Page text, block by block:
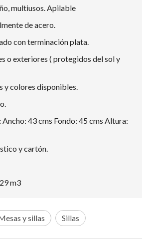
multiusos. Apilable
de acero.
con terminación plata.
o exteriores ( protegidos del sol y
y colores disponibles.
Ancho: 43 cms Fondo: 45 cms Altura:
y cartón.
m3
y sillas Sillas